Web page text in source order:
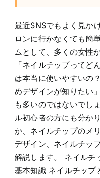
最近SNSでもよく見か
ロンに行かなくても簡
ムとして、多くの女性
「ネイルチップってど
は本当に使いやすいの
めデザインが知りたい
も多いのではないでし
ル初心者の方にも分か
か、ネイルチップのメ
デザイン、ネイルチッ
解説します。 ネイルチ
基本知識 ネイルチップ